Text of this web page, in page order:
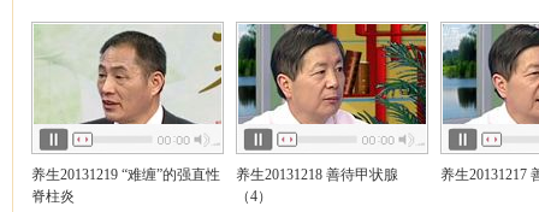
养生20131219 “难缠”的强直性
脊柱炎
养生20131218 善待甲状腺
（4）
养生20131217